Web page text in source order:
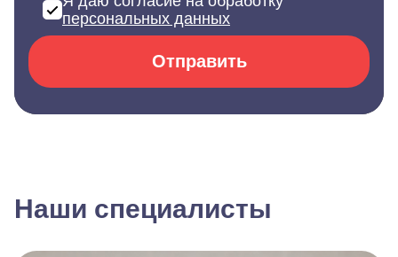
персональных данных
Отправить
Наши специалисты